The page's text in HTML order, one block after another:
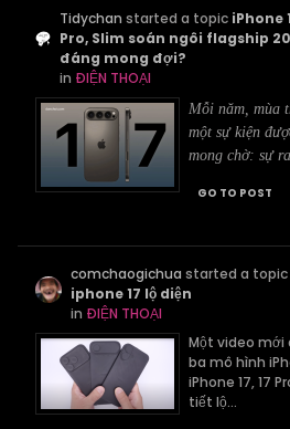
Tidychan started a topic iPhone
Pro, Slim soán ngôi flagship
đáng mong đợi?
in ĐIỆN THOẠI
Mỗi năm, mùa
một sự kiện
mong chờ: sự
GO TO POST
comchaogichua started a topic
iphone 17 lộ diện
in ĐIỆN THOẠI
Một video mới
ba mô hình
iPhone 17, 17
tiết lộ...